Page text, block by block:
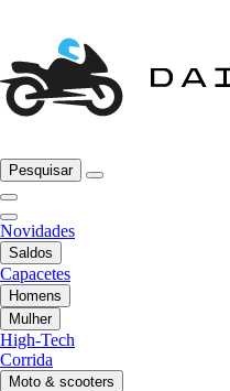
Pesquisar
Novidades
Saldos
Capacetes
Homens
Mulher
High-Tech
Corrida
Moto & scooters